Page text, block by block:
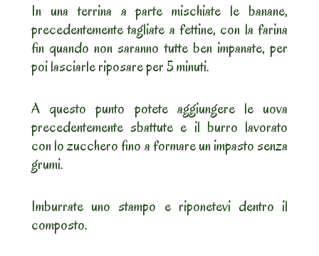
In una terrina a parte mischiate le banane,
precedentemente tagliate a fettine, con la farina
fin quando non saranno tutte ben impanate, per
poi lasciarle riposare per 5 minuti.
A questo punto potete aggiungere le uova
precedentemente sbattute e il burro lavorato
con lo zucchero fino a formare un impasto senza
grumi.
Imburrate uno stampo e riponetevi dentro il
composto.